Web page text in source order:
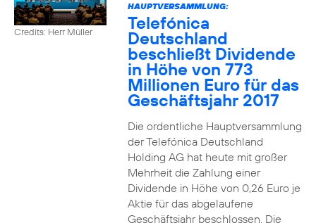
Credits: Herr Müller
HAUPTVERSAMMLUNG:
Telefónica
Deutschland
beschließt Dividende
in Höhe von 773
Millionen Euro für das
Geschäftsjahr 2017
Die ordentliche Hauptversammlung
der Telefónica Deutschland
Holding AG hat heute mit großer
Mehrheit die Zahlung einer
Dividende in Höhe von 0,26 Euro je
Aktie für das abgelaufene
Geschäftsjahr beschlossen. Die